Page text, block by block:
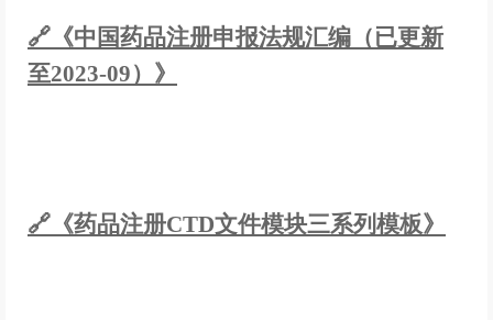
🔗《中国药品注册申报法规汇编（已更新
至2023-09）》
🔗《药品注册CTD文件模块三系列模板》